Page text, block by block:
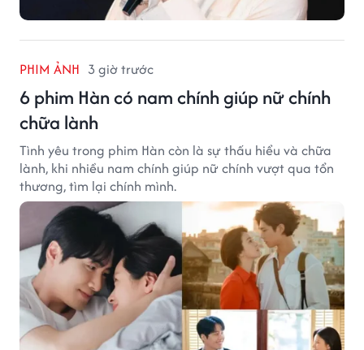
PHIM ẢNH 3 giờ trước
6 phim Hàn có nam chính giúp nữ chính
chữa lành
Tình yêu trong phim Hàn còn là sự thấu hiểu và chữa
lành, khi nhiều nam chính giúp nữ chính vượt qua tổn
thương, tìm lại chính mình.